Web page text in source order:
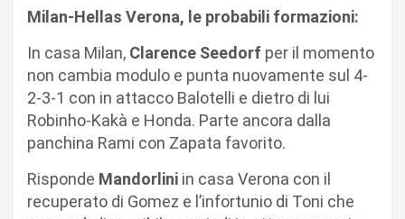
Milan-Hellas Verona, le probabili formazioni:
In casa Milan, Clarence Seedorf per il momento
non cambia modulo e punta nuovamente sul 4-
2-3-1 con in attacco Balotelli e dietro di lui
Robinho-Kakà e Honda. Parte ancora dalla
panchina Rami con Zapata favorito.
Risponde Mandorlini in casa Verona con il
recuperato di Gomez e l’infortunio di Toni che